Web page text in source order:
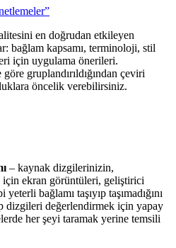
en doğrudan etkileyen
bağlam kapsamı, terminoloji, stil
için uygulama önerileri.
gruplandırıldığından çeviri
öncelik verebilirsiniz.
– kaynak dizgilerinizin,
ekran görüntüleri, geliştirici
bağlamı taşıyıp taşımadığını
dizgileri değerlendirmek için yapay
her şeyi taramak yerine temsili